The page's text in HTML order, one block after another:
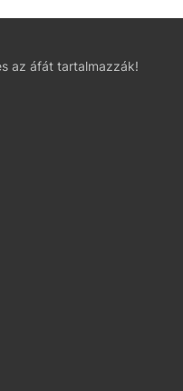
az áfát tartalmazzák!